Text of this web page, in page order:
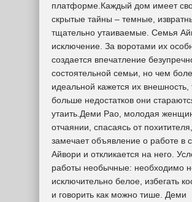
платформе.Каждый дом имеет
скрытые тайны – темные,
тщательно утаиваемые. Семья
исключение. За воротами их
создается впечатление
состоятельной семьи, но чем
идеальной кажется их внешность,
больше недостатков они
утаить.Деми Рао, молодая
отчаянии, спасаясь от похитителя,
замечает объявление о работе в
Айвори и откликается на него.
работы необычные: необходимо
исключительно белое, избегать
и говорить как можно тише. Деми